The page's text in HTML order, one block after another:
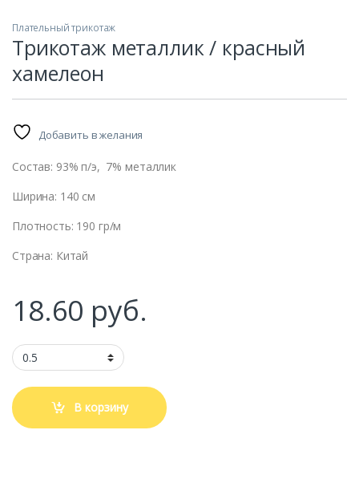
Плательный трикотаж
Трикотаж металлик / красный
хамелеон
Добавить в желания
Состав: 93% п/э, 7% металлик
Ширина: 140 см
Плотность: 190 гр/м
Страна: Китай
18.60 руб.
В корзину